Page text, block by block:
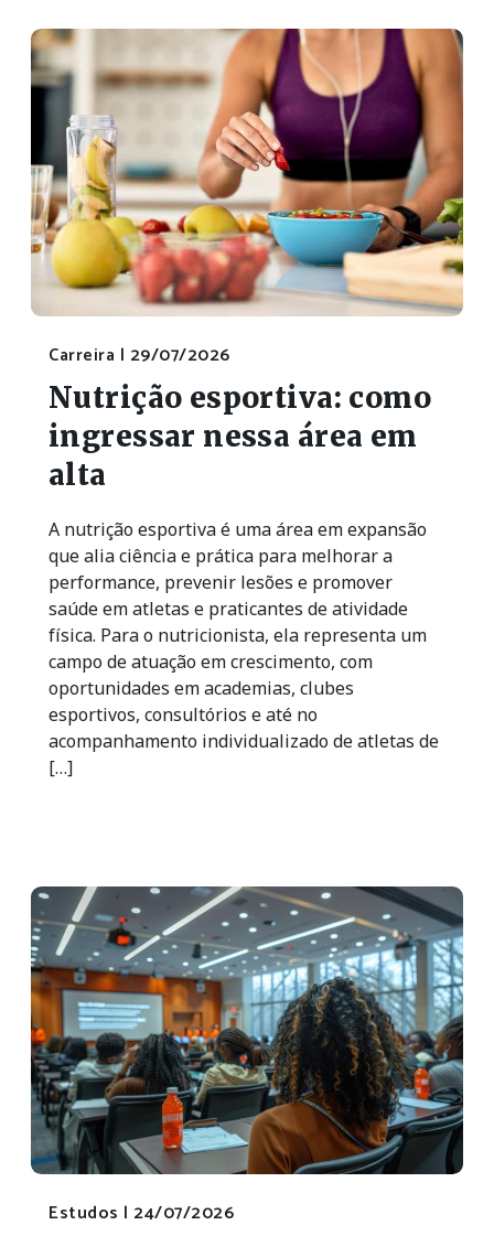
Carreira | 29/07/2026
Nutrição esportiva: como
ingressar nessa área em
alta
A nutrição esportiva é uma área em expansão
que alia ciência e prática para melhorar a
performance, prevenir lesões e promover
saúde em atletas e praticantes de atividade
física. Para o nutricionista, ela representa um
campo de atuação em crescimento, com
oportunidades em academias, clubes
esportivos, consultórios e até no
acompanhamento individualizado de atletas de
[…]
Estudos | 24/07/2026